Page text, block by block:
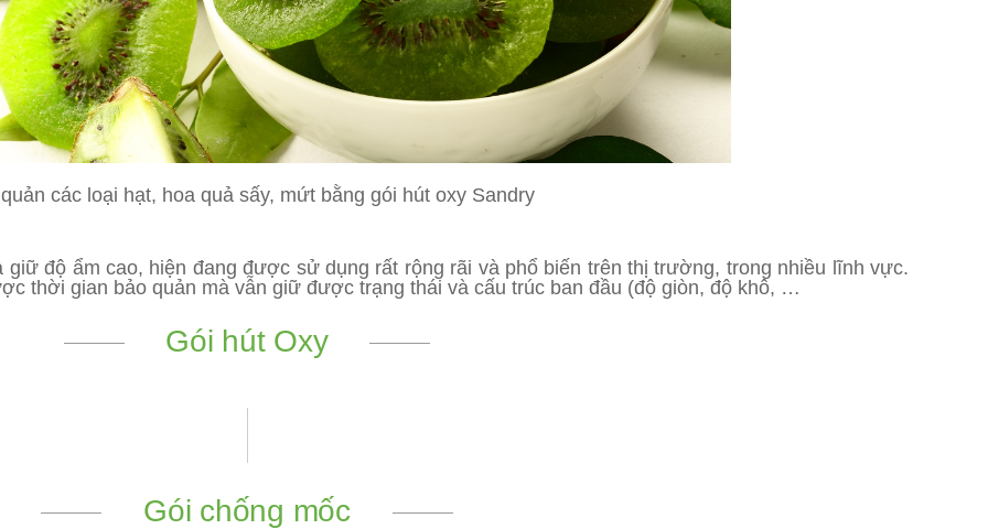
các loại hạt, hoa quả sấy, mứt bằng gói hút oxy Sandry
giữ độ ẩm cao, hiện đang được sử dụng rất rộng rãi và phổ biến trên thị trường, trong nhiều lĩnh vực.
thời gian bảo quản mà vẫn giữ được trạng thái và cấu trúc ban đầu (độ giòn, độ khô, …
Gói hút Oxy
Gói chống mốc